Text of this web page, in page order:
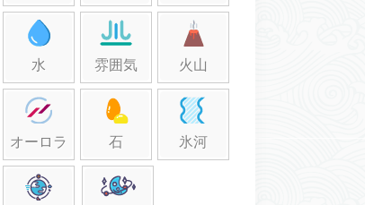
水 雰囲気 火山
オーロラ 石 氷河